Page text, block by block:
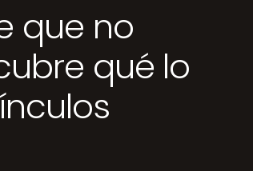
que no
qué lo